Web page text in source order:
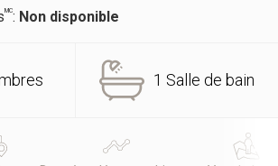
MC: Non disponible
1 Salle de bain